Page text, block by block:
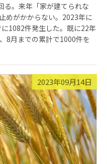
。来年「家が建てられな
めがかからない。2023年に
1082件発生した。既に22年
8月までの累計で1000件を
2023年09月14日